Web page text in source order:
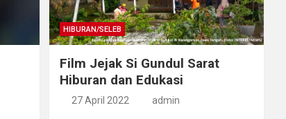
HIBURAN/SELEB
Film Jejak Si Gundul Sarat
Hiburan dan Edukasi
27 April 2022 admin